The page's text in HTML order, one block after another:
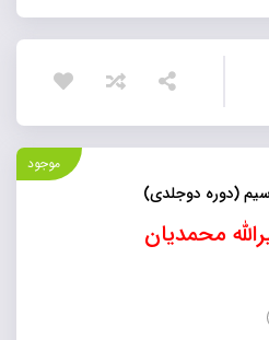
موجود
(دوره دوجلدی)
محمدیان